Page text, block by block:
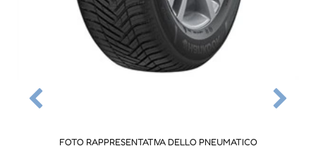
FOTO RAPPRESENTATIVA DELLO PNEUMATICO